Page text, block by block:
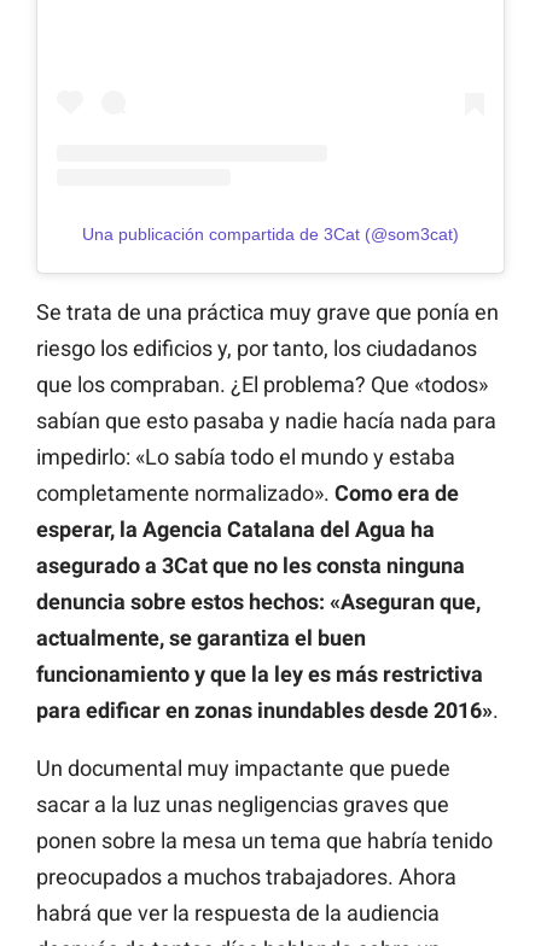
Una publicación compartida de 3Cat (@som3cat)
Se trata de una práctica muy grave que ponía en
riesgo los edificios y, por tanto, los ciudadanos
que los compraban. ¿El problema? Que «todos»
sabían que esto pasaba y nadie hacía nada para
impedirlo: «Lo sabía todo el mundo y estaba
completamente normalizado». Como era de
esperar, la Agencia Catalana del Agua ha
asegurado a 3Cat que no les consta ninguna
denuncia sobre estos hechos: «Aseguran que,
actualmente, se garantiza el buen
funcionamiento y que la ley es más restrictiva
para edificar en zonas inundables desde 2016».
Un documental muy impactante que puede
sacar a la luz unas negligencias graves que
ponen sobre la mesa un tema que habría tenido
preocupados a muchos trabajadores. Ahora
habrá que ver la respuesta de la audiencia